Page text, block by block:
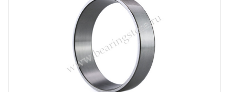
сайта
https://bearingstore.ru